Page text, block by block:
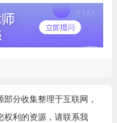
分收集整理于互联网，
权利的资源，请联系我